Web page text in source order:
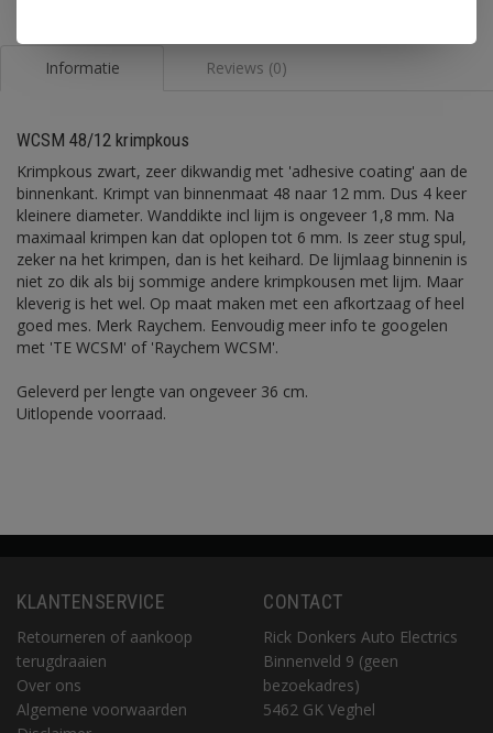
Informatie Reviews (0)
WCSM 48/12 krimpkous
Krimpkous zwart, zeer dikwandig met 'adhesive coating' aan de
binnenkant. Krimpt van binnenmaat 48 naar 12 mm. Dus 4 keer
kleinere diameter. Wanddikte incl lijm is ongeveer 1,8 mm. Na
maximaal krimpen kan dat oplopen tot 6 mm. Is zeer stug spul,
zeker na het krimpen, dan is het keihard. De lijmlaag binnenin is
niet zo dik als bij sommige andere krimpkousen met lijm. Maar
kleverig is het wel. Op maat maken met een afkortzaag of heel
goed mes. Merk Raychem. Eenvoudig meer info te googelen
met 'TE WCSM' of 'Raychem WCSM'.
Geleverd per lengte van ongeveer 36 cm.
Uitlopende voorraad.
KLANTENSERVICE
Retourneren of aankoop
terugdraaien
Over ons
Algemene voorwaarden
CONTACT
Rick Donkers Auto Electrics
Binnenveld 9 (geen
bezoekadres)
5462 GK Veghel